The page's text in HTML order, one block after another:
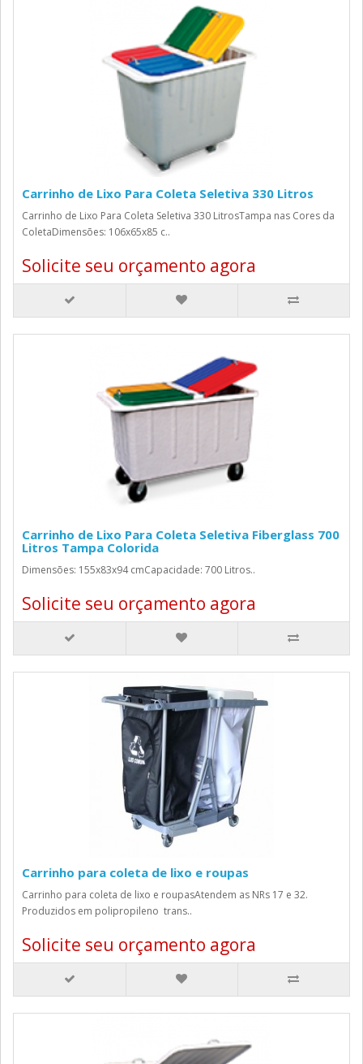
Carrinho de Lixo Para Coleta Seletiva 330 Litros
Carrinho de Lixo Para Coleta Seletiva 330 LitrosTampa nas Cores da
ColetaDimensões: 106x65x85 c..
Solicite seu orçamento agora
Carrinho de Lixo Para Coleta Seletiva Fiberglass 700
Litros Tampa Colorida
Dimensões: 155x83x94 cmCapacidade: 700 Litros..
Solicite seu orçamento agora
Carrinho para coleta de lixo e roupas
Carrinho para coleta de lixo e roupasAtendem as NRs 17 e 32.
Produzidos em polipropileno trans..
Solicite seu orçamento agora